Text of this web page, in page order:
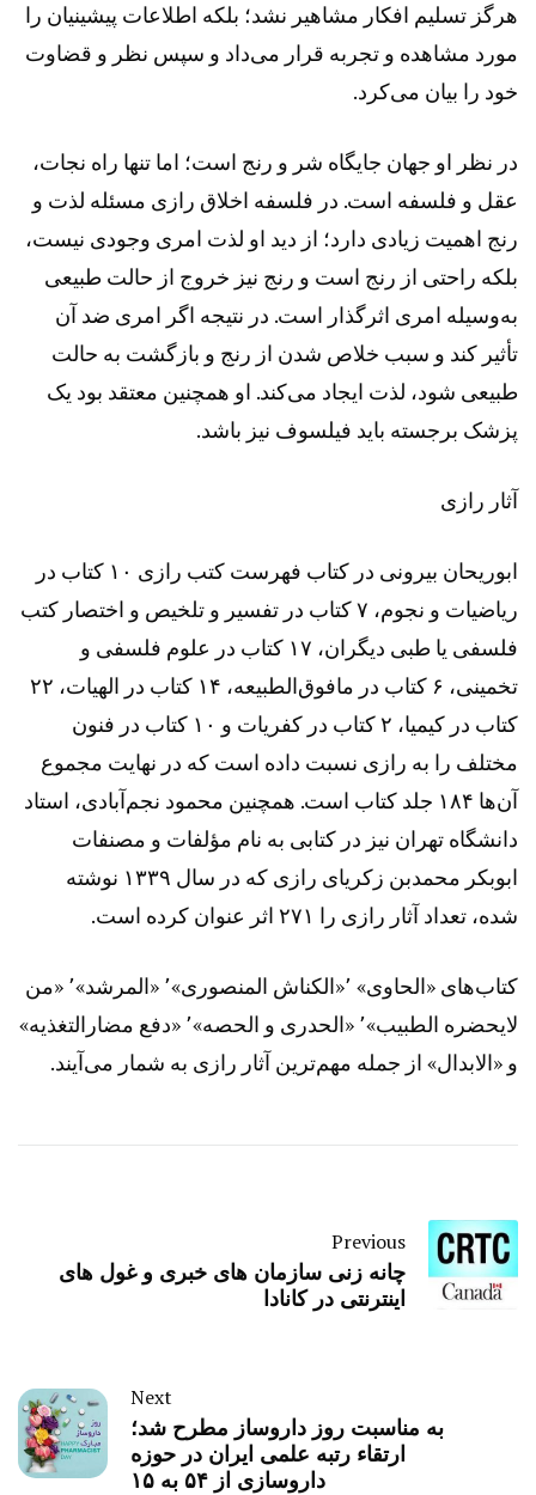
هرگز تسلیم افکار مشاهیر نشد؛ بلکه اطلاعات پیشینیان را
مورد مشاهده و تجربه قرار می‌داد و سپس نظر و قضاوت
خود را بیان می‌کرد.
در نظر او جهان جایگاه شر و رنج است؛ اما تنها راه نجات،
عقل و فلسفه‌ است. در فلسفه اخلاق رازی مسئله لذت و
رنج اهمیت زیادی دارد؛ از دید او لذت امری وجودی نیست،
بلکه راحتی از رنج است و رنج نیز خروج از حالت طبیعی
به‌وسیله امری اثرگذار است. در نتیجه اگر امری ضد آن
تأثیر کند و سبب خلاص شدن از رنج و بازگشت به حالت
طبیعی شود، لذت ایجاد می‌کند. او همچنین معتقد بود یک
پزشک برجسته باید فیلسوف نیز باشد.
آثار رازی
ابوریحان بیرونی در کتاب فهرست کتب رازی ۱۰ کتاب در
ریاضیات و نجوم، ۷ کتاب در تفسیر و تلخیص و اختصار کتب
فلسفی یا طبی دیگران، ۱۷ کتاب در علوم فلسفی و
تخمینی، ۶ کتاب در مافوق‌الطبیعه، ۱۴ کتاب در الهیات، ۲۲
کتاب در کیمیا، ۲ کتاب در کفریات و ۱۰ کتاب در فنون
مختلف را به رازی نسبت داده است که در نهایت مجموع
آن‌ها ۱۸۴ جلد کتاب است. همچنین محمود نجم‌آبادی، استاد
دانشگاه تهران نیز در کتابی به نام مؤلفات و مصنفات
ابوبکر محمدبن زکریای رازی که در سال ۱۳۳۹ نوشته
شده، تعداد آثار رازی را ۲۷۱ اثر عنوان کرده است.
کتاب‌های «الحاوی» ٬«الکناش‌ المنصوری»٬ «المرشد»٬ «من
لایحضره الطبیب»٬ «الحدری و الحصه»٬ «دفع مضارالتغذیه»
و «الابدال» از جمله مهم‌ترین آثار رازی به شمار می‌آیند.
Previous
چانه زنی سازمان های خبری و غول های
اینترنتی در کانادا
Next
به مناسبت روز داروساز مطرح شد؛
ارتقاء رتبه علمی ایران در حوزه
داروسازی از ۵۴ به ۱۵